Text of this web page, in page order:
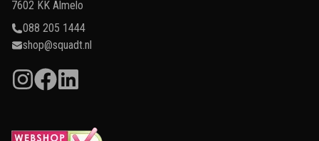
7602 KK Almelo
088 205 1444
shop@squadt.nl